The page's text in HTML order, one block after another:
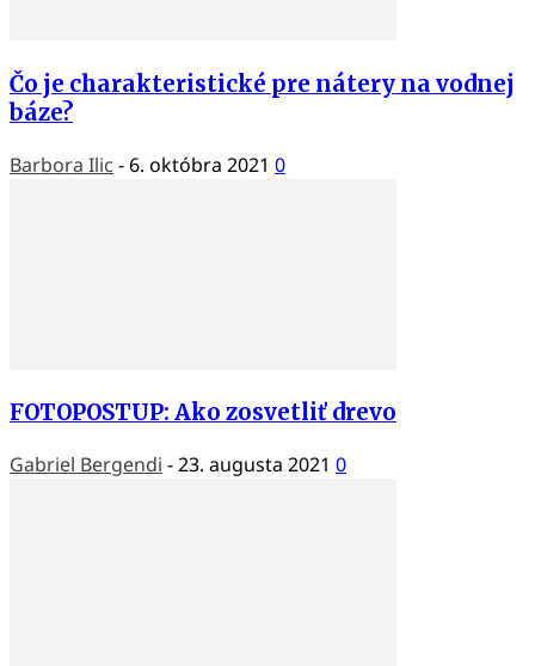
Čo je charakteristické pre nátery na vodnej
báze?
Barbora Ilic -6. októbra 2021 0
FOTOPOSTUP: Ako zosvetliť drevo
Gabriel Bergendi -23. augusta 2021 0